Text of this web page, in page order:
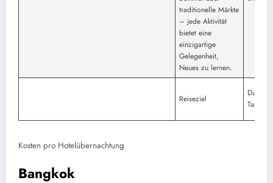
traditionelle Märkte
– jede Aktivität
bietet eine
einzigartige
Gelegenheit,
Neues zu lernen.
Reiseziel
Kosten pro Hotelübernachtung
Bangkok